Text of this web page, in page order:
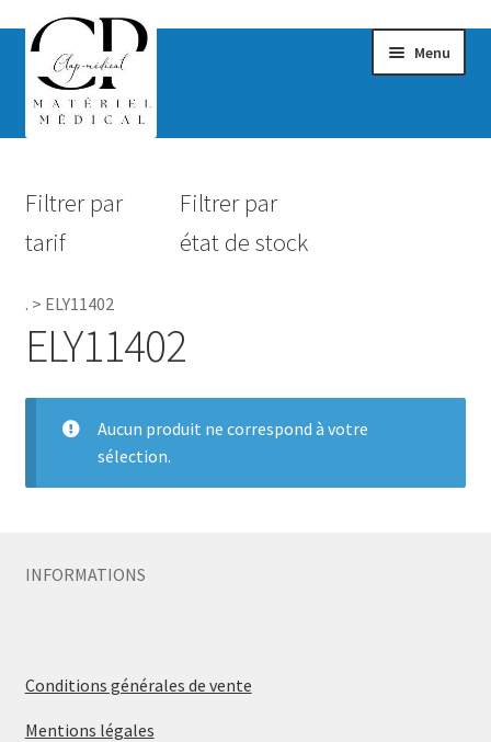
Menu
Hygiène
Accessoires Salle de bain
Pro.
Filtrer par
tarif
Filtrer par
état de stock
. > ELY11402
ELY11402
Aucun produit ne correspond à votre
sélection.
INFORMATIONS
Conditions générales de vente
Mentions légales